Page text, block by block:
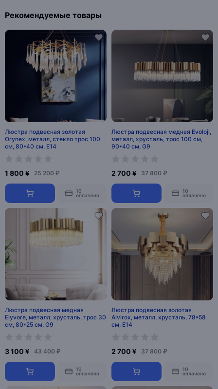
Рекомендуемые товары
Люстра подвесная золотая
Orynex, металл, стекло трос 100
см, 80*40 см, E14
1 800 ¥ 25 200 ₽
10
оплачено
Люстра подвесная медная Evoloji,
металл, хрусталь, трос 100 см,
90*40 см, G9
2 700 ¥ 37 800 ₽
10
оплачено
Люстра подвесная медная
Elyvore, металл, хрусталь, трос 30
см, 80*25 см, G9
3 100 ¥ 43 400 ₽
10
оплачено
Люстра подвесная золотая
Alvirox, металл, хрусталь, 78*58
см, E14
2 700 ¥ 37 800 ₽
10
оплачено